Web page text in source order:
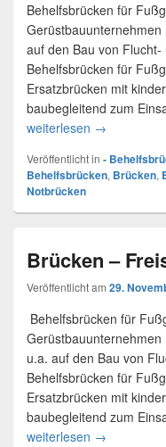
Behelfsbrücken für
auf den Bau von
Behelfsbrücken für
Ersatzbrücken mit
baubegleitend zum
weiterlesen →
Veröffentlicht in -
Behelfsbrücken, Brücken,
Notbrücken
Brücken –
Veröffentlicht am 29.
Behelfsbrücken für
u.a. auf den Bau von
Behelfsbrücken für
Ersatzbrücken mit
baubegleitend zum
weiterlesen Brücken –
→